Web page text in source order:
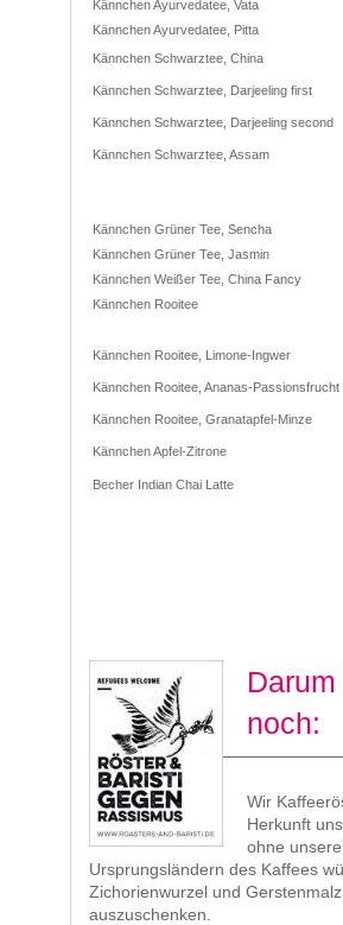
Kännchen Ayurvedatee, Vata
Kännchen Ayurvedatee, Pitta
Kännchen Schwarztee, China
Kännchen Schwarztee, Darjeeling first
Kännchen Schwarztee, Darjeeling second
Kännchen Schwarztee, Assam
Kännchen Grüner Tee, Sencha
Kännchen Grüner Tee, Jasmin
Kännchen Weißer Tee, China Fancy
Kännchen Rooitee
Kännchen Rooitee, Limone-Ingwer
Kännchen Rooitee, Ananas-Passionsfrucht
Kännchen Rooitee, Granatapfel-Minze
Kännchen Apfel-Zitrone
Becher Indian Chai Latte
noch:
Wir
Herkunft
ohne
Ursprungsländern des Kaffees
Zichorienwurzel und
auszuschenken.